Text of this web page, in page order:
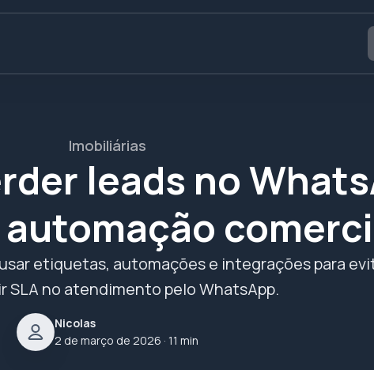
Imobiliárias
leads no
etiquetas, automações e integrações para
SLA no atendimento pelo WhatsApp.
Nicolas
2 de março de 2026 · 11 min